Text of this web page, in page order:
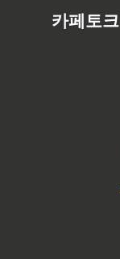
카페토크